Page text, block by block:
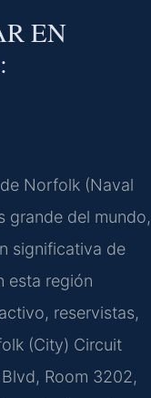
EN
Norfolk (Naval
grande del mundo,
significativa de
esta región
reservistas,
(City) Circuit
Room 3202,